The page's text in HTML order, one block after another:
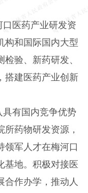
医药产业研发资
构和国际国内大型
验、新药研发、
搭建医药产业创新
有国内竞争优势
药物研发资源，
领军人才在梅河口
基地。积极对接医
合作办学，推动人